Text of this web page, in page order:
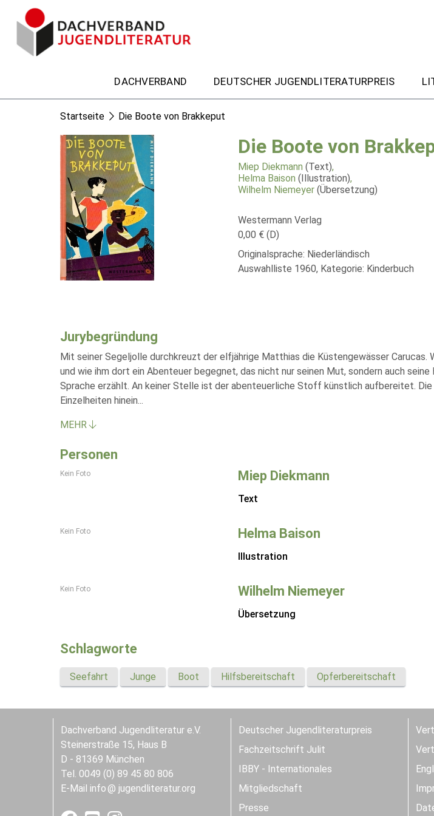
DACHVERBAND DEUTSCHER JUGENDLITERATURPREIS
Startseite Die Boote von Brakkeput
Die Boote von
Miep Diekmann (Text),
Helma Baison (Illustration),
Wilhelm Niemeyer (Übersetzung)
Westermann Verlag
0,00 € (D)
Originalsprache: Niederländisch
Auswahlliste 1960, Kategorie: Kinderbuch
Jurybegründung
Mit seiner Segeljolle durchkreuzt der elfjährige Matthias die Küstengewässer Carucas.
und wie ihm dort ein Abenteuer begegnet, das nicht nur seinen Mut, sondern auch
Sprache erzählt. An keiner Stelle ist der abenteuerliche Stoff künstlich aufbereitet.
Einzelheiten hinein...
MEHR
Personen
Kein Foto Miep Diekmann
Text
Kein Foto Helma Baison
Illustration
Kein Foto Wilhelm Niemeyer
Übersetzung
Schlagworte
Seefahrt Junge Boot Hilfsbereitschaft Opferbereitschaft
Dachverband Jugendliteratur e.V.
Steinerstraße 15, Haus B
D - 81369 München
Tel. 0049 (0) 89 45 80 806
E-Mail info jugendliteratur.org
Deutscher Jugendliteraturpreis
Fachzeitschrift Julit
IBBY - Internationales
Mitgliedschaft
Presse